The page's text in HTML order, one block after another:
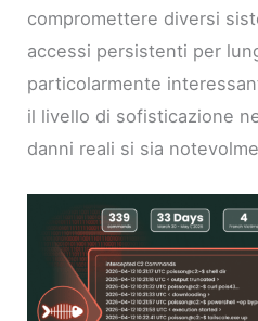
compromettere diversi
accessi persistenti per
particolarmente
il livello di sofisticazione
danni reali si sia